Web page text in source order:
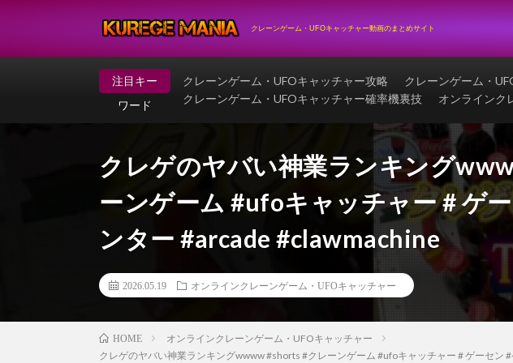
クレーンゲーム・UFOキャッチャー動画のまとめサイト
注目キー
ワード
クレーンゲーム・UFOキャッチャー攻略 クレーンゲーム・
クレーンゲーム・UFOキャッチャー確率機裏技
オンラインク
クレゲのヤバい神業ランキング
ーンゲーム #ufoキャッチャー # ゲ
ンター #arcade #clawmachine
2026.05.19 オンラインクレーンゲーム・UFOキャッチャー
HOME
オンラインクレーンゲーム・UFOキャッチャー
クレゲのヤバい神業ランキングwwww #shorts #クレーンゲーム #ufoキャッチャー # ゲーセン